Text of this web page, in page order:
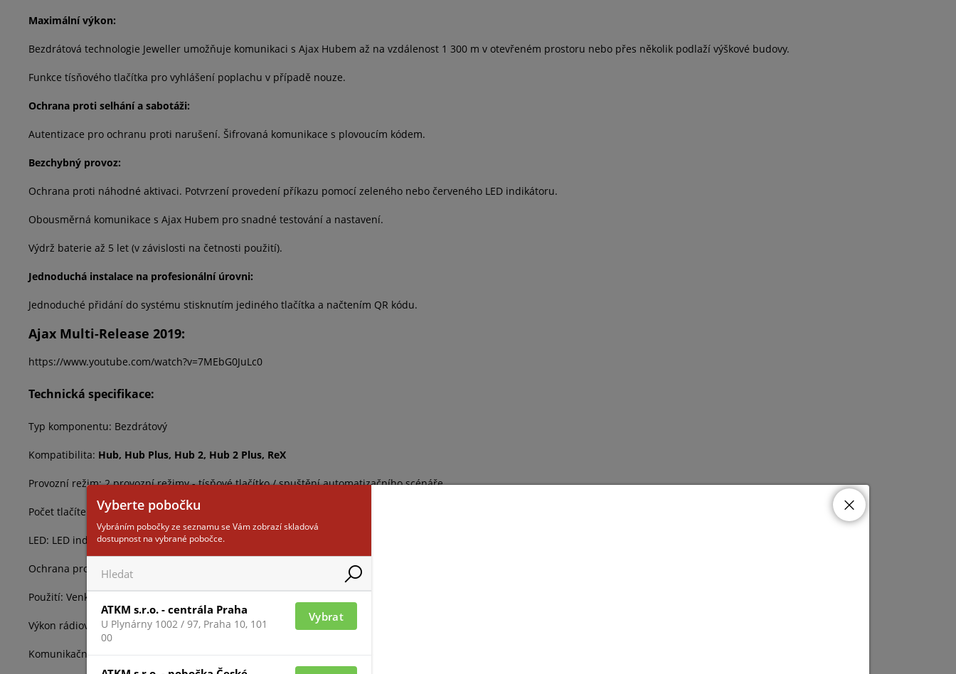
Maximální výkon:
Bezdrátová technologie Jeweller umožňuje komunikaci s Ajax Hubem až na vzdálenost 1 300 m v otevřeném prostoru nebo přes několik podlaží výškové budovy.
Funkce tísňového tlačítka pro vyhlášení poplachu v případě nouze.
Ochrana proti selhání a sabotáži:
Autentizace pro ochranu proti narušení. Šifrovaná komunikace s plovoucím kódem.
Bezchybný provoz:
Ochrana proti náhodné aktivaci. Potvrzení provedení příkazu pomocí zeleného nebo červeného LED indikátoru.
Obousměrná komunikace s Ajax Hubem pro snadné testování a nastavení.
Výdrž baterie až 5 let (v závislosti na četnosti použití).
Jednoduchá instalace na profesionální úrovni:
Jednoduché přidání do systému stisknutím jediného tlačítka a načtením QR kódu.
Ajax Multi-Release 2019:
https://www.youtube.com/watch?v=7MEbG0JuLc0
Technická specifikace:
Typ komponentu: Bezdrátový
Kompatibilita: Hub, Hub Plus, Hub 2, Hub 2 Plus, ReX
Provozní režim: 2 provozní režimy - tísňové tlačítko / spuštění automatizačního scénáře
Počet tlačítek: 1
LED: LED indikátor s nastavitelnou intenzitou
Ochrana proti náhodnému stisknutí: Ano (dvojí stisknutí / přidržení)
Použití: Venkovní prostory
Výkon rádiového signálu: 8.76 dBm / 7.52 mW (max. 20 mW)
Komunikační protokol: Jeweller (868.0 - 868.6 MHz)
Vyberte pobočku
Vybráním pobočky ze seznamu se Vám zobrazí skladová
dostupnost na vybrané pobočce.
ATKM s.r.o. - centrála Praha
U Plynárny 1002 / 97, Praha 10, 101
00
Vybrat